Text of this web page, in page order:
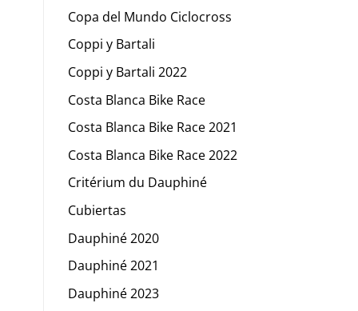
Copa del Mundo Ciclocross
Coppi y Bartali
Coppi y Bartali 2022
Costa Blanca Bike Race
Costa Blanca Bike Race 2021
Costa Blanca Bike Race 2022
Critérium du Dauphiné
Cubiertas
Dauphiné 2020
Dauphiné 2021
Dauphiné 2023